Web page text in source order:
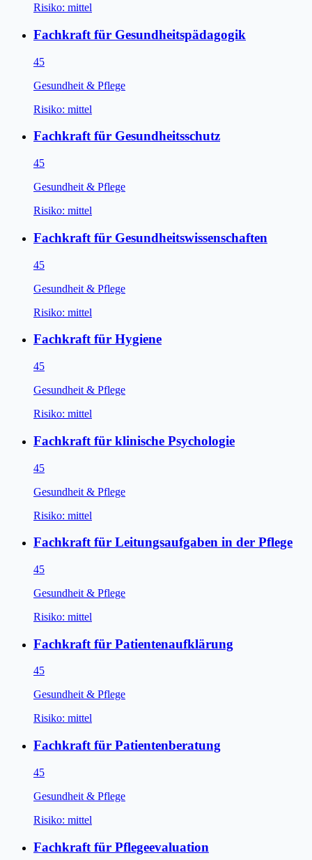
Risiko: mittel
Fachkraft für Gesundheitspädagogik
45
Gesundheit & Pflege
Risiko: mittel
Fachkraft für Gesundheitsschutz
45
Gesundheit & Pflege
Risiko: mittel
Fachkraft für Gesundheitswissenschaften
45
Gesundheit & Pflege
Risiko: mittel
Fachkraft für Hygiene
45
Gesundheit & Pflege
Risiko: mittel
Fachkraft für klinische Psychologie
45
Gesundheit & Pflege
Risiko: mittel
Fachkraft für Leitungsaufgaben in der Pflege
45
Gesundheit & Pflege
Risiko: mittel
Fachkraft für Patientenaufklärung
45
Gesundheit & Pflege
Risiko: mittel
Fachkraft für Patientenberatung
45
Gesundheit & Pflege
Risiko: mittel
Fachkraft für Pflegeevaluation